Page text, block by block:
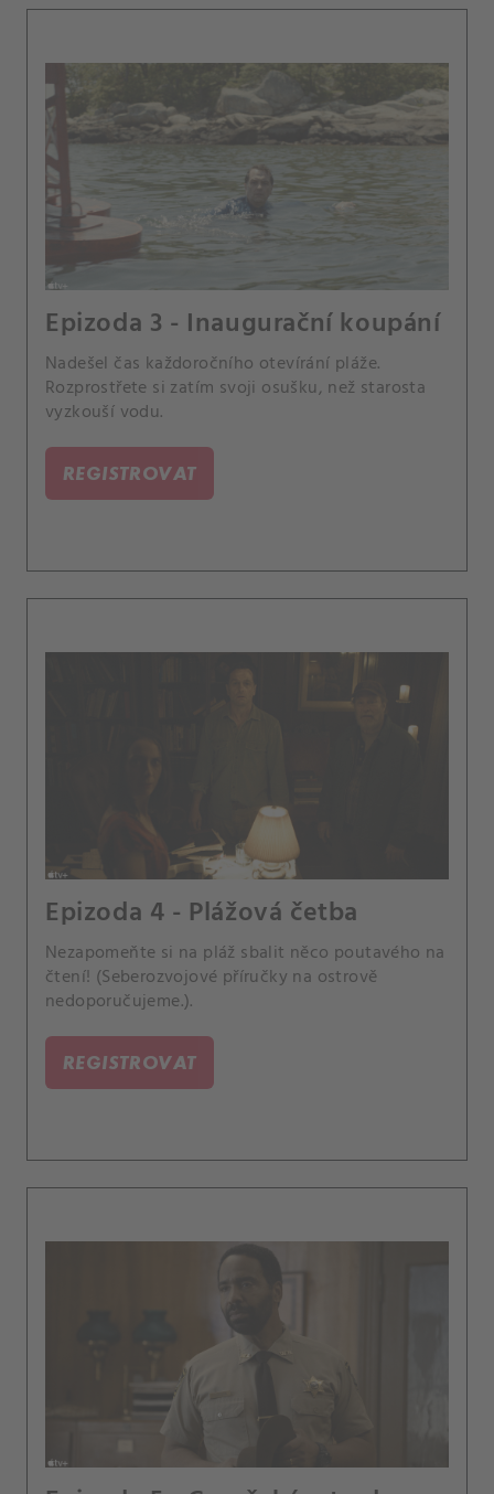
Epizoda 3 - Inaugurační koupání
Nadešel čas každoročního otevírání pláže.
Rozprostřete si zatím svoji osušku, než starosta
vyzkouší vodu.
REGISTROVAT
Epizoda 4 - Plážová četba
Nezapomeňte si na pláž sbalit něco poutavého na
čtení! (Seberozvojové příručky na ostrově
nedoporučujeme.).
REGISTROVAT